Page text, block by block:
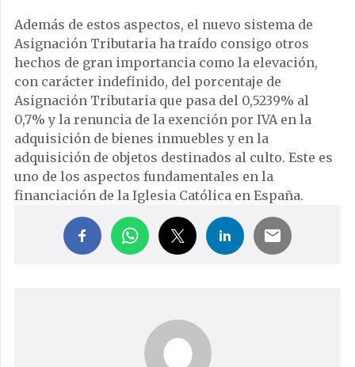
Además de estos aspectos, el nuevo sistema de
Asignación Tributaria ha traído consigo otros
hechos de gran importancia como la elevación,
con carácter indefinido, del porcentaje de
Asignación Tributaria que pasa del 0,5239% al
0,7% y la renuncia de la exención por IVA en la
adquisición de bienes inmuebles y en la
adquisición de objetos destinados al culto. Este es
uno de los aspectos fundamentales en la
financiación de la Iglesia Católica en España.